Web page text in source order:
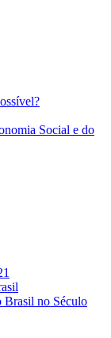
Social e do
Brasil no Século